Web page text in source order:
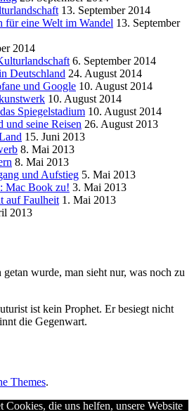
13. September 2014
für eine Welt im Wandel 13. September
2014
6. September 2014
Deutschland 24. August 2014
und Google 10. August 2014
10. August 2014
Spiegelstadium 10. August 2014
und seine Reisen 26. August 2013
15. Juni 2013
8. Mai 2013
8. Mai 2013
und Aufstieg 5. Mai 2013
Mac Book zu! 3. Mai 2013
auf Faulheit 1. Mai 2013
2013
wurde, man sieht nur, was noch zu
ist kein Prophet. Er besiegt nicht
die Gegenwart.
Themes.
Cookies, die uns helfen, unsere Website